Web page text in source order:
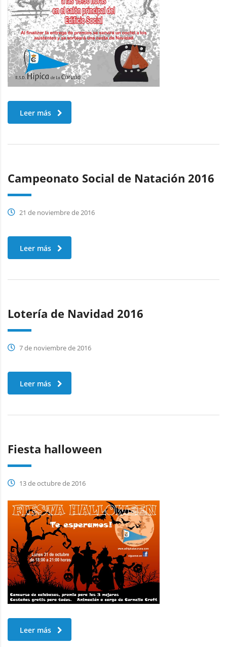
Leer más
Campeonato Social de Natación 2016
21 de noviembre de 2016
Leer más
Lotería de Navidad 2016
7 de noviembre de 2016
Leer más
Fiesta halloween
13 de octubre de 2016
Leer más